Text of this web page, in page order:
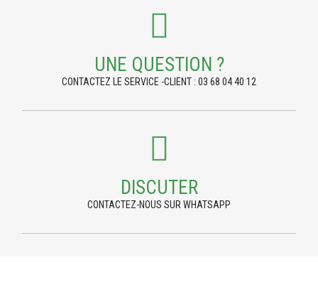
UNE QUESTION ?
CONTACTEZ LE SERVICE -CLIENT : 03 68 04 40 12
DISCUTER
CONTACTEZ-NOUS SUR WHATSAPP